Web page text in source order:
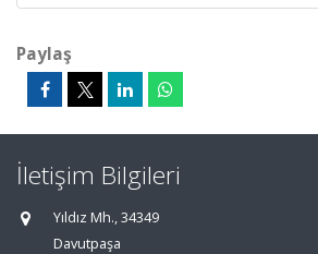
Paylaş
İletişim Bilgileri
Yıldız Mh., 34349
Davutpaşa